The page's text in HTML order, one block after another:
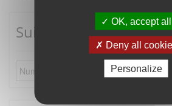
OK, accept all
Deny all
Personalize
Suivre mes démarches